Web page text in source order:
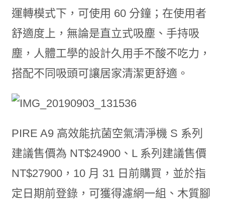
運轉模式下，可使用 60 分鐘；在使用者
舒適度上，無論是直立式吸塵、手持吸
塵，人體工學的設計久用手不酸不吃力，
搭配不同吸頭可讓居家清潔更舒適。
PIRE A9 高效能抗菌空氣清淨機 S 系列
建議售價為 NT$24900、L 系列建議售價
NT$27900，10 月 31 日前購買，並於指
定日期前登錄，可獲得濾網一組、木質腳